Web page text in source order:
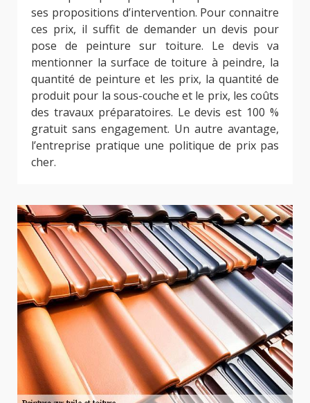
ses propositions d’intervention. Pour connaitre
ces prix, il suffit de demander un devis pour
pose de peinture sur toiture. Le devis va
mentionner la surface de toiture à peindre, la
quantité de peinture et les prix, la quantité de
produit pour la sous-couche et le prix, les coûts
des travaux préparatoires. Le devis est 100 %
gratuit sans engagement. Un autre avantage,
l’entreprise pratique une politique de prix pas
cher.